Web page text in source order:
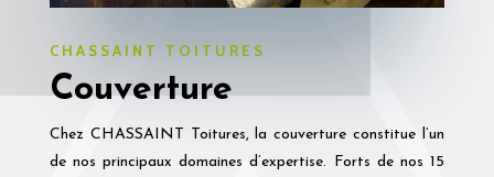
CHASSAINT TOITURES
Couverture
Chez CHASSAINT Toitures, la couverture constitue l’un
de nos principaux domaines d’expertise. Forts de nos 15